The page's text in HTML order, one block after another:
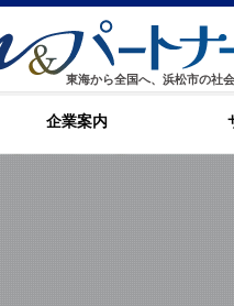
東海から全国へ、浜松市の社
企業案内